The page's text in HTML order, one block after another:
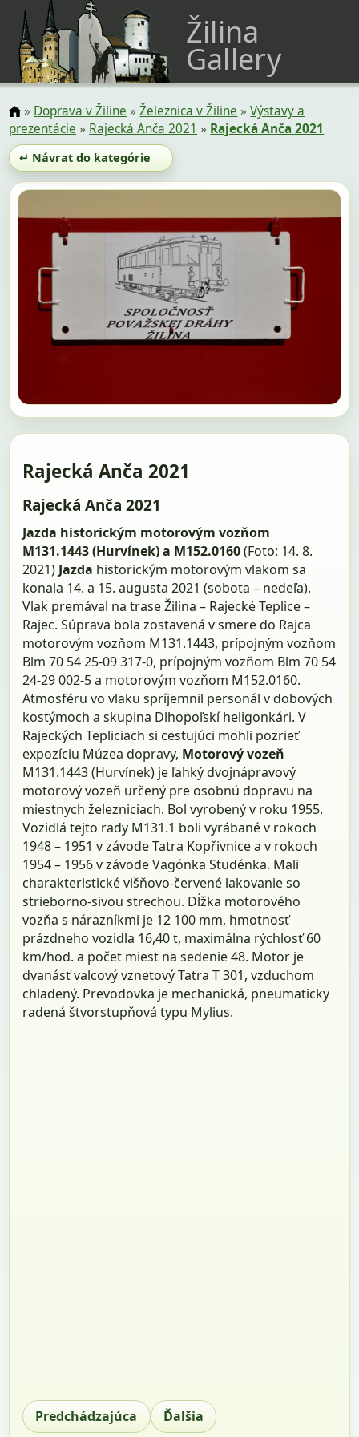
Žilina
Gallery
» Doprava v Žiline »Železnica v Žiline »Výstavy a
prezentácie » Rajecká Anča 2021 » Rajecká Anča 2021
↵ Návrat do kategórie
Rajecká Anča 2021
Rajecká Anča 2021
Jazda historickým motorovým vozňom
M131.1443 (Hurvínek) a M152.0160(Foto: 14. 8.
2021) Jazda historickým motorovým vlakom sa
konala 14. a 15. augusta 2021 (sobota – nedeľa).
Vlak premával na trase Žilina – Rajecké Teplice –
Rajec. Súprava bola zostavená v smere do Rajca
motorovým vozňom M131.1443, prípojným vozňom
Blm 70 54 25-09 317-0, prípojným vozňom Blm 70 54
24-29 002-5 a motorovým vozňom M152.0160.
Atmosféru vo vlaku spríjemnil personál v dobových
kostýmoch a skupina Dlhopoľskí heligonkári. V
Rajeckých Tepliciach si cestujúci mohli pozrieť
expozíciu Múzea dopravy, Motorový vozeň
M131.1443 (Hurvínek) je ľahký dvojnápravový
motorový vozeň určený pre osobnú dopravu na
miestnych železniciach. Bol vyrobený v roku 1955.
Vozidlá tejto rady M131.1 boli vyrábané v rokoch
1948 – 1951 v závode Tatra Kopřivnice a v rokoch
1954 – 1956 v závode Vagónka Studénka. Mali
charakteristické višňovo-červené lakovanie so
strieborno-sivou strechou. Dĺžka motorového
vozňa s nárazníkmi je 12 100 mm, hmotnosť
prázdneho vozidla 16,40 t, maximálna rýchlosť 60
km/hod. a počet miest na sedenie 48. Motor je
dvanásť valcový vznetový Tatra T 301, vzduchom
chladený. Prevodovka je mechanická, pneumaticky
radená štvorstupňová typu Mylius.
Predchádzajúca Ďalšia